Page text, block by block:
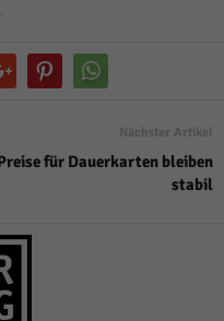
Nächster Artikel
für Dauerkarten bleiben
stabil